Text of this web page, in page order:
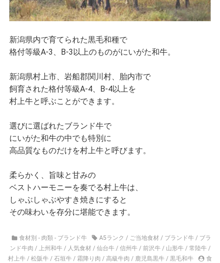
新潟県内で育てられた黒毛和種で
格付等級A-3、B-3以上のものがにいがた和牛。
新潟県村上市、岩船郡関川村、胎内市で
飼育された格付等級A-4、B-4以上を
村上牛と呼ぶことができます。
選びに選ばれたブランド牛で
にいがた和牛の中でも特別に
高品質なものだけを村上牛と呼びます。
柔らかく、旨味と甘みの
ベストハーモニーを奏でる村上牛は、
しゃぶしゃぶやすき焼きにすると
その味わいを存分に堪能できます。
食材別 - 肉類 - ブランド牛 A5ランク / ご当地食材 / ブランド牛/ ブラ
ンド牛肉 / 上州和牛/ 人気食材 / 仙台牛/ 信州牛/ 前沢牛/ 山形牛/ 常陸牛/
村上牛 / 松阪牛 / 石垣牛 / 霜降り肉 / 高級牛肉 / 鹿児島黒牛 / 黒毛和牛
食